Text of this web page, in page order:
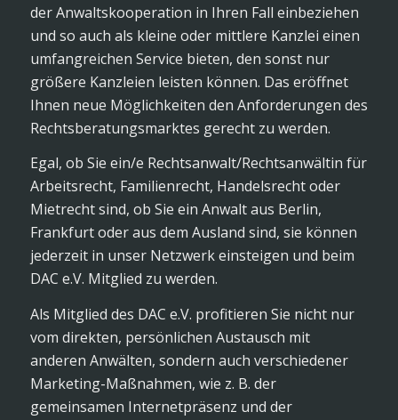
der Anwaltskooperation in Ihren Fall einbeziehen
und so auch als kleine oder mittlere Kanzlei einen
umfangreichen Service bieten, den sonst nur
größere Kanzleien leisten können. Das eröffnet
Ihnen neue Möglichkeiten den Anforderungen des
Rechtsberatungsmarktes gerecht zu werden.
Egal, ob Sie ein/e Rechtsanwalt/Rechtsanwältin für
Arbeitsrecht, Familienrecht, Handelsrecht oder
Mietrecht sind, ob Sie ein Anwalt aus Berlin,
Frankfurt oder aus dem Ausland sind, sie können
jederzeit in unser Netzwerk einsteigen und beim
DAC e.V. Mitglied zu werden.
Als Mitglied des DAC e.V. profitieren Sie nicht nur
vom direkten, persönlichen Austausch mit
anderen Anwälten, sondern auch verschiedener
Marketing-Maßnahmen, wie z. B. der
gemeinsamen Internetpräsenz und der